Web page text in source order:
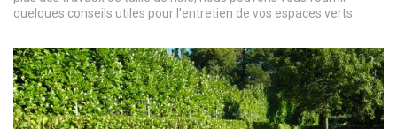
quelques conseils utiles pour l'entretien de vos espaces verts.